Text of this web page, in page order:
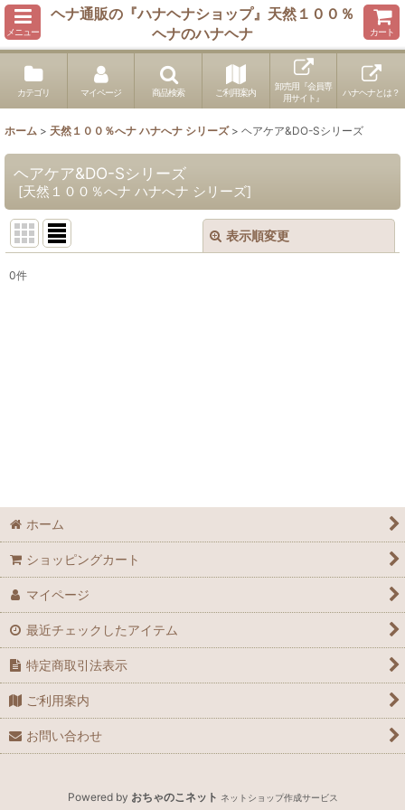
メニュー
ヘナ通販の『ハナヘナショップ』天然１００％
ヘナのハナヘナ
カート
カテゴリ マイページ 商品検索 ご利用案内
卸売用『会員専
用サイト』
ハナヘナとは？
ホーム > 天然１００％へナ ハナへナ シリーズ > ヘアケア&DO-Sシリーズ
ヘアケア&DO-Sシリーズ
[天然１００％へナ ハナへナ シリーズ]
表示順変更
0件
ホーム
ショッピングカート
マイページ
最近チェックしたアイテム
特定商取引法表示
ご利用案内
お問い合わせ
Powered by おちゃのこネット ネットショップ作成サービス